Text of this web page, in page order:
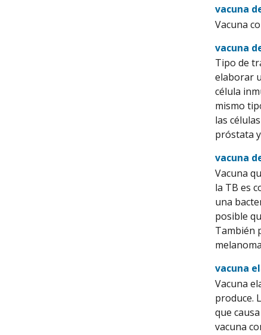
vacuna
Vacuna
vacuna
Tipo de
elaborar
célula
mismo
las
próstata
vacuna
Vacuna
la TB es
una
posible
También
vacuna
Vacuna
produce.
que
vacuna